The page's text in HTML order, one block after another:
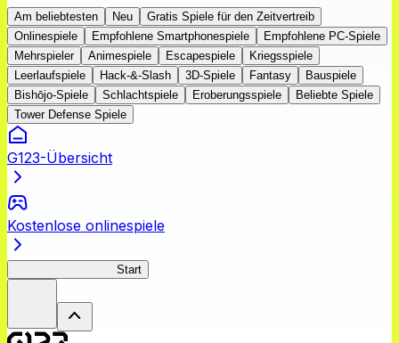
Am beliebtesten Neu
Gratis Spiele für den Zeitvertreib
Onlinespiele
Empfohlene Smartphonespiele
Empfohlene PC-Spiele
Mehrspieler
Animespiele Escapespiele
Kriegsspiele
Leerlaufspiele
Hack-&-Slash 3D-Spiele Fantasy
Bauspiele
Bishōjo-Spiele
Schlachtspiele Eroberungsspiele
Beliebte Spiele
Tower Defense Spiele
G123-Übersicht
Kostenlose onlinespiele
Start